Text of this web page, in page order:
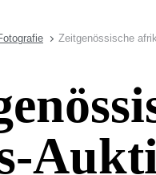
Zeitgenössische